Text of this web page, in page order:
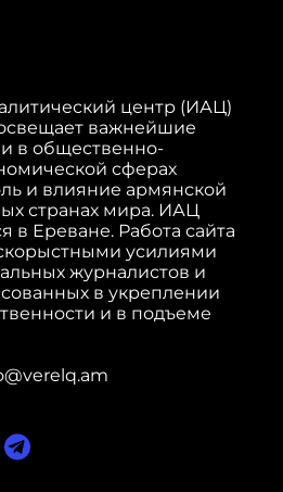
центр (ИАЦ)
освещает важнейшие
в общественно-
сферах
и влияние армянской
странах мира. ИАЦ
в Ереване. Работа сайта
усилиями
журналистов и
в укреплении
и в подъеме